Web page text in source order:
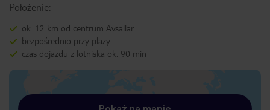
Położenie:
ok. 12 km od centrum Avsallar
bezpośrednio przy plaży
czas dojazdu z lotniska ok. 90 min